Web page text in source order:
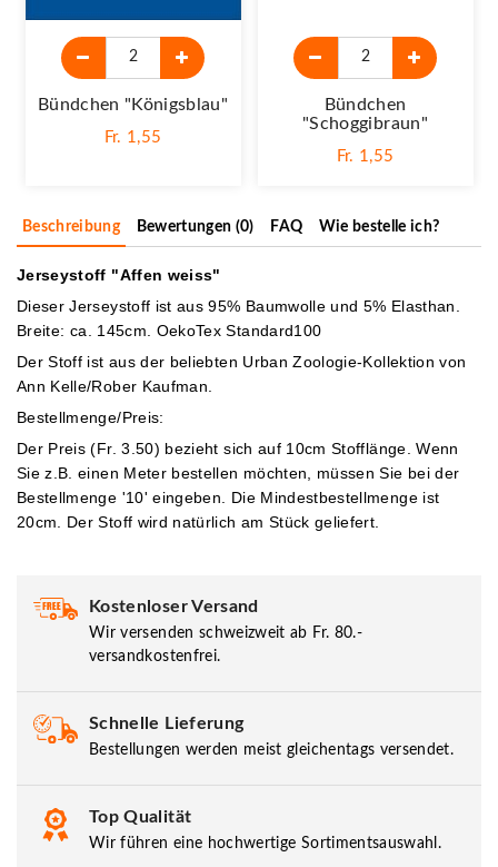
Bündchen "königsblau"
Fr. 1,55
Bündchen
"schoggibraun"
Fr. 1,55
Beschreibung Bewertungen (0) FAQ Wie bestelle ich?
Jerseystoff "Affen weiss"
Dieser Jerseystoff ist aus 95% Baumwolle und 5% Elasthan.
Breite: ca. 145cm. OekoTex Standard100
Der Stoff ist aus der beliebten Urban Zoologie-Kollektion von
Ann Kelle/Rober Kaufman.
Bestellmenge/Preis:
Der Preis (Fr. 3.50) bezieht sich auf 10cm Stofflänge. Wenn
Sie z.B. einen Meter bestellen möchten, müssen Sie bei der
Bestellmenge '10' eingeben. Die Mindestbestellmenge ist
20cm. Der Stoff wird natürlich am Stück geliefert.
Kostenloser Versand
Wir versenden schweizweit ab Fr. 80.-
versandkostenfrei.
Schnelle Lieferung
Bestellungen werden meist gleichentags versendet.
Top Qualität
Wir führen eine hochwertige Sortimentsauswahl.